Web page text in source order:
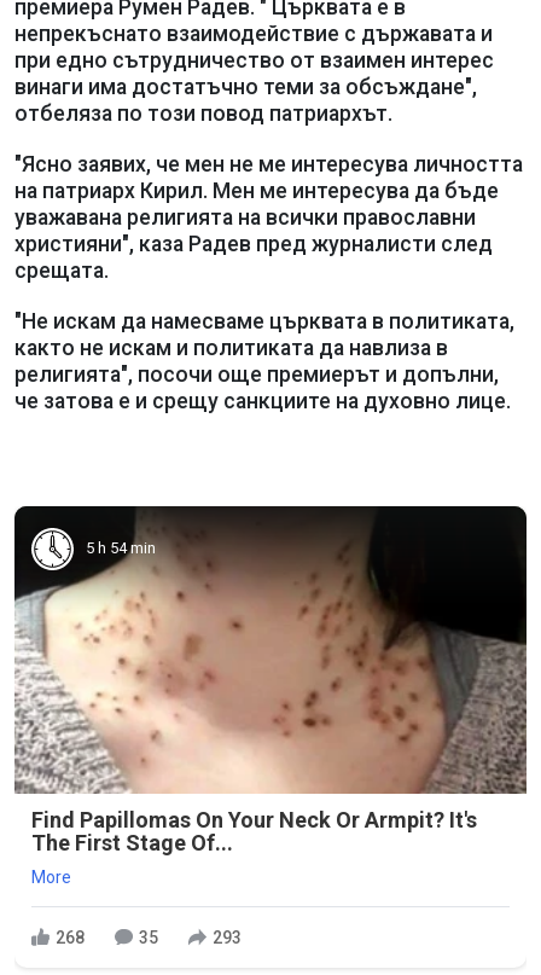
премиера Румен Радев. " Църквата е в
непрекъснато взаимодействие с държавата и
при едно сътрудничество от взаимен интерес
винаги има достатъчно теми за обсъждане",
отбеляза по този повод патриархът.
"Ясно заявих, че мен не ме интересува личността
на патриарх Кирил. Мен ме интересува да бъде
уважавана религията на всички православни
християни", каза Радев пред журналисти след
срещата.
"Не искам да намесваме църквата в политиката,
както не искам и политиката да навлиза в
религията", посочи още премиерът и допълни,
че затова е и срещу санкциите на духовно лице.
5 h 54 min
Find Papillomas On Your Neck Or Armpit? It's
The First Stage Of...
More
268 35 293